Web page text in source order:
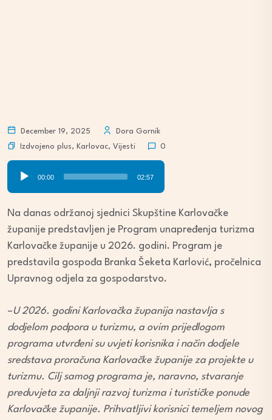
December 19, 2025
Dora Gornik
Izdvojeno plus, Karlovac, Vijesti 0
00:00 02:57
Na danas održanoj sjednici Skupštine Karlovačke
županije predstavljen je Program unapređenja turizma
Karlovačke županije u 2026. godini. Program je
predstavila gospođa Branka Šeketa Karlović, pročelnica
Upravnog odjela za gospodarstvo.
–U 2026. godini Karlovačka županija nastavlja s
dodjelom podpora u turizmu, a ovim prijedlogom
programa utvrđeni su uvjeti korisnika i način dodjele
sredstava proračuna Karlovačke županije za projekte u
turizmu. Cilj samog programa je, naravno, stvaranje
preduvjeta za daljnji razvoj turizma i turističke ponude
Karlovačke županije. Prihvatljivi korisnici temeljem novog